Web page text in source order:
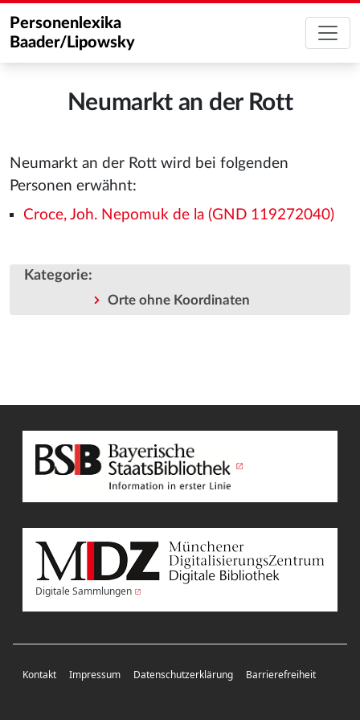
Personenlexika
Baader/Lipowsky
Neumarkt an der Rott
Neumarkt an der Rott wird bei folgenden
Personen erwähnt:
Croce, Joh. Nepomuk de la (GND 119272040)
Kategorie:
Orte ohne Koordinaten
Digitale Sammlungen
Kontakt Impressum Datenschutzerklärung Barrierefreiheit